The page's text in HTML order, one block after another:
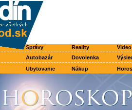
Správy Reality
Video
Autobazár Dovolenka
Ubytovanie Nákup